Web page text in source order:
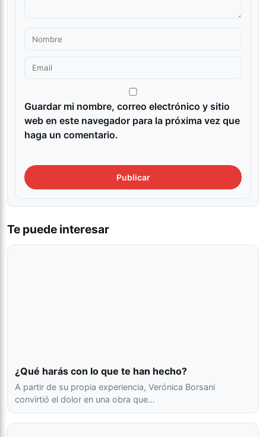
Guardar mi nombre, correo electrónico y sitio
web en este navegador para la próxima vez que
haga un comentario.
Te puede interesar
¿Qué harás con lo que te han hecho?
A partir de su propia experiencia, Verónica Borsani
convirtió el dolor en una obra que…